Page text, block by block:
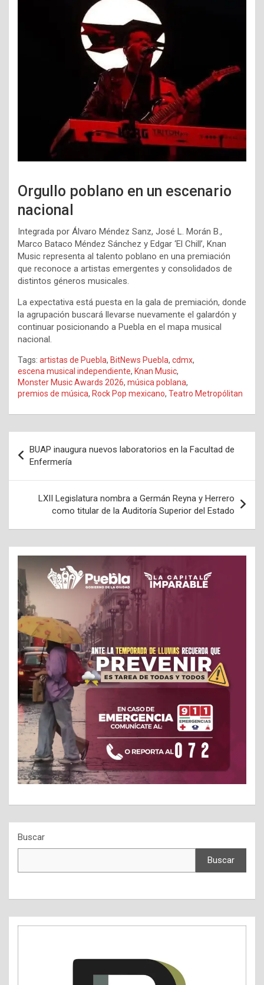
Orgullo poblano en un escenario
nacional
Integrada por Álvaro Méndez Sanz, José L. Morán B.,
Marco Bataco Méndez Sánchez y Edgar ‘El Chill’, Knan
Music representa al talento poblano en una premiación
que reconoce a artistas emergentes y consolidados de
distintos géneros musicales.
La expectativa está puesta en la gala de premiación, donde
la agrupación buscará llevarse nuevamente el galardón y
continuar posicionando a Puebla en el mapa musical
nacional.
Tags: artistas de Puebla, BitNews Puebla, cdmx,
escena musical independiente, Knan Music,
Monster Music Awards 2026, música poblana,
premios de música, Rock Pop mexicano, Teatro Metropólitan
de
entradas
BUAP inaugura nuevos laboratorios en la Facultad de
Enfermería
LXII Legislatura nombra a Germán Reyna y Herrero
como titular de la Auditoría Superior del Estado
Buscar
Buscar